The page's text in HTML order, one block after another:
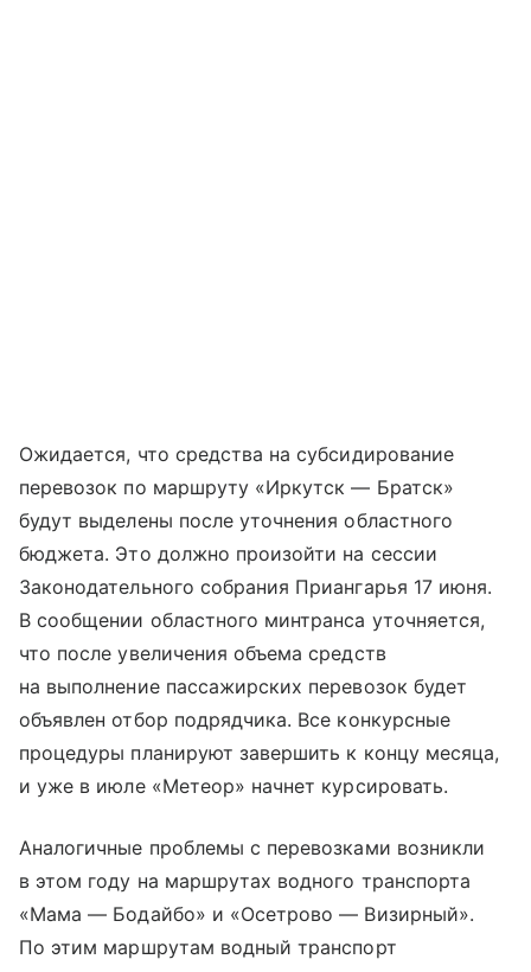
Ожидается, что средства на субсидирование
перевозок по маршруту «Иркутск — Братск»
будут выделены после уточнения областного
бюджета. Это должно произойти на сессии
Законодательного собрания Приангарья 17 июня.
В сообщении областного минтранса уточняется,
что после увеличения объема средств
на выполнение пассажирских перевозок будет
объявлен отбор подрядчика. Все конкурсные
процедуры планируют завершить к концу месяца,
и уже в июле «Метеор» начнет курсировать.
Аналогичные проблемы с перевозками возникли
в этом году на маршрутах водного транспорта
«Мама — Бодайбо» и «Осетрово — Визирный».
По этим маршрутам водный транспорт